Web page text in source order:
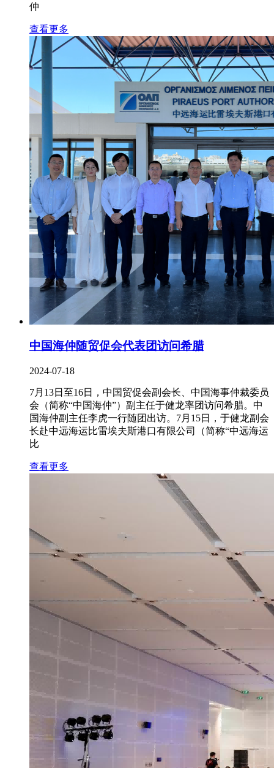
仲
查看更多
中国海仲随贸促会代表团访问希腊
2024-07-18
7月13日至16日，中国贸促会副会长、中国海事仲裁委员
会（简称“中国海仲”）副主任于健龙率团访问希腊。中
国海仲副主任李虎一行随团出访。7月15日，于健龙副会
长赴中远海运比雷埃夫斯港口有限公司（简称“中远海运
比
查看更多